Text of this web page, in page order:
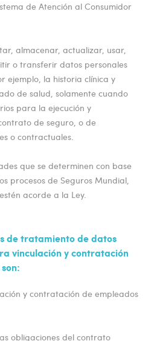
de Atención al Consumidor
almacenar, actualizar, usar,
o transferir datos personales
ejemplo, la historia clínica y
de salud, solamente cuando
para la ejecución y
de seguro, o de
o contractuales.
que se determinen con base
procesos de Seguros Mundial,
acorde a la Ley.
de tratamiento de datos
vinculación y contratación
y contratación de empleados
obligaciones del contrato